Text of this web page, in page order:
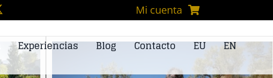
Mi cuenta
Experiencias Blog Contacto EU EN